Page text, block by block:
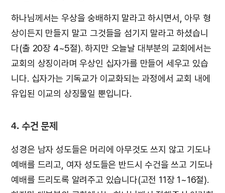
하나님께서는 우상을 숭배하지 말라고 하시면서, 아무 형
상이든지 만들지 말고 그것들을 섬기지 말라고 하셨습니
다(출 20장 4~5절). 하지만 오늘날 대부분의 교회에서는
교회의 상징이라며 우상인 십자가를 만들어 세우고 있습
니다. 십자가는 기독교가 이교화되는 과정에서 교회 내에
유입된 이교의 상징물일 뿐입니다.
4. 수건 문제
성경은 남자 성도들은 머리에 아무것도 쓰지 않고 기도나
예배를 드리고, 여자 성도들은 반드시 수건을 쓰고 기도나
예배를 드리도록 알려주고 있습니다(고전 11장 1~16절).